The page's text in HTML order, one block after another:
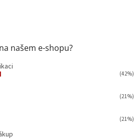
našem e-shopu?
(42%)
(21%)
(21%)